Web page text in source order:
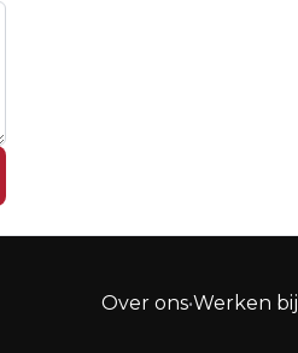
Over ons•Werken bij